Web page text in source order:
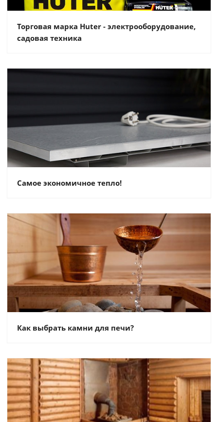
Торговая марка Huter - электрооборудование,
садовая техника
Самое экономичное тепло!
Как выбрать камни для печи?